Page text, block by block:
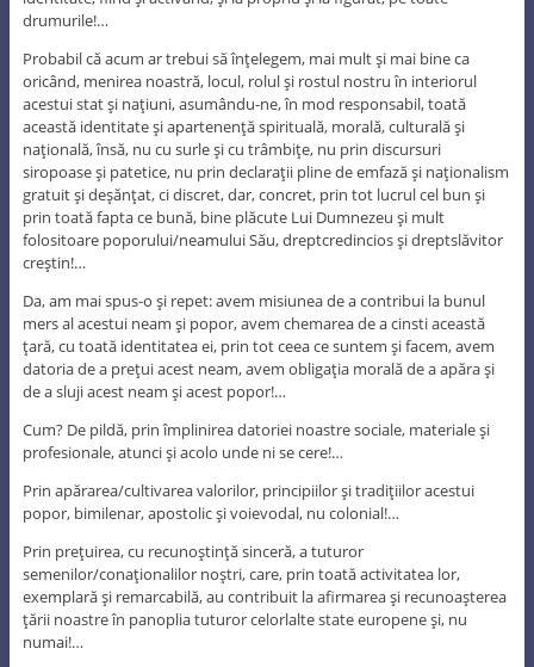
drumurile!…
Probabil că acum ar trebui să înţelegem, mai mult şi mai bine ca
oricând, menirea noastră, locul, rolul şi rostul nostru în interiorul
acestui stat şi naţiuni, asumându-ne, în mod responsabil, toată
această identitate şi apartenenţă spirituală, morală, culturală şi
naţională, însă, nu cu surle şi cu trâmbiţe, nu prin discursuri
siropoase şi patetice, nu prin declaraţii pline de emfază şi naţionalism
gratuit şi deşănţat, ci discret, dar, concret, prin tot lucrul cel bun şi
prin toată fapta ce bună, bine plăcute Lui Dumnezeu şi mult
folositoare poporului/neamului Său, dreptcredincios şi dreptslăvitor
creştin!…
Da, am mai spus-o şi repet: avem misiunea de a contribui la bunul
mers al acestui neam şi popor, avem chemarea de a cinsti această
ţară, cu toată identitatea ei, prin tot ceea ce suntem şi facem, avem
datoria de a preţui acest neam, avem obligaţia morală de a apăra şi
de a sluji acest neam şi acest popor!…
Cum? De pildă, prin împlinirea datoriei noastre sociale, materiale şi
profesionale, atunci şi acolo unde ni se cere!…
Prin apărarea/cultivarea valorilor, principiilor şi tradiţiilor acestui
popor, bimilenar, apostolic şi voievodal, nu colonial!…
Prin preţuirea, cu recunoştinţă sinceră, a tuturor
semenilor/conaţionalilor noştri, care, prin toată activitatea lor,
exemplară şi remarcabilă, au contribuit la afirmarea şi recunoaşterea
ţării noastre în panoplia tuturor celorlalte state europene şi, nu
numai!…